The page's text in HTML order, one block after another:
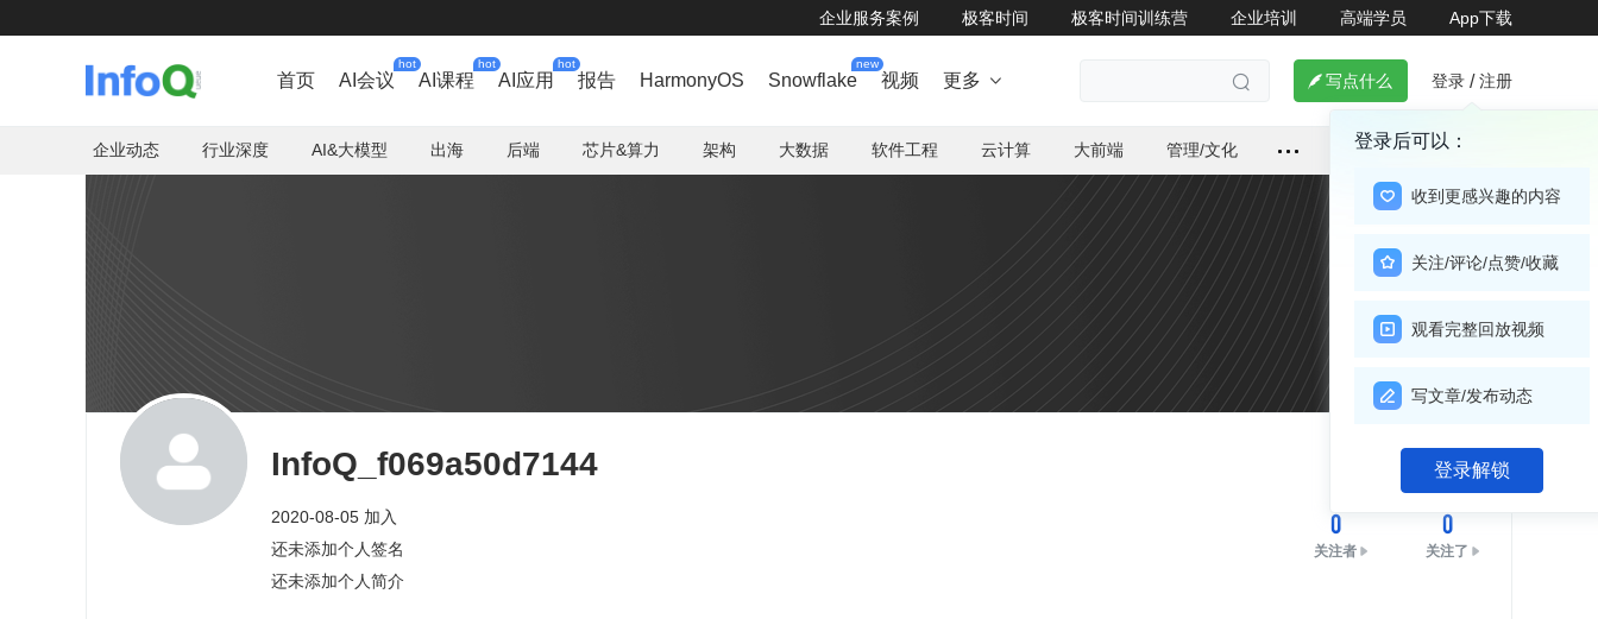
企业服务案例 极客时间 极客时间训练营 企业培训 高端学员 App下载
首页 AI会议
hot
AI课程
hot
AI应用
hot
报告 HarmonyOS Snowflake
new
视频 更多    写点什么 登录 / 注册
登录后可以：
收到更感兴趣的内容
关注/评论/点赞/收藏
观看完整回放视频
写文章/发布动态
登录解锁
企业动态 行业深度 AI&大模型 出海 后端 芯片&算力 架构 大数据 软件工程 云计算 大前端 管理/文化
InfoQ_f069a50d7144
2020-08-05 加入
还未添加个人签名
还未添加个人简介
关注
0
关注者
0
关注了